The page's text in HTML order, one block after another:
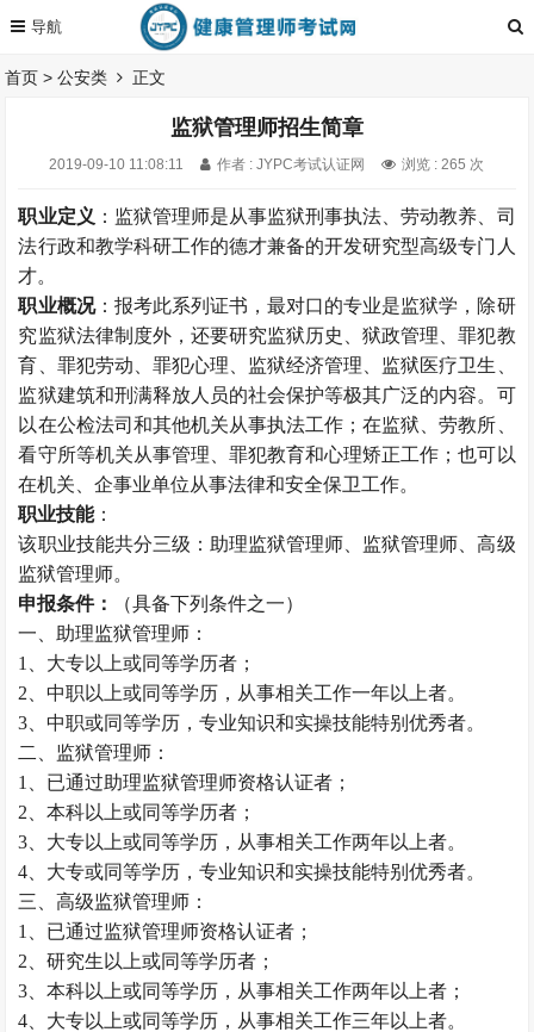
首页 >公安类 正文
监狱管理师招生简章
2019-09-10 11:08:11 作者 : JYPC考试认证网 浏览 : 265 次
职业定义 ：监狱管理师是从事监狱刑事执法、劳动教养、司
法行政和教学科研工作的德才兼备的开发研究型高级专门人
才。
职业概况：报考此系列证书，最对口的专业是监狱学，除研
究监狱法律制度外，还要研究监狱历史、狱政管理、罪犯教
育、罪犯劳动、罪犯心理、监狱经济管理、监狱医疗卫生、
监狱建筑和刑满释放人员的社会保护等极其广泛的内容。可
以在公检法司和其他机关从事执法工作；在监狱、劳教所、
看守所等机关从事管理、罪犯教育和心理矫正工作；也可以
在机关、企事业单位从事法律和安全保卫工作。
职业技能：
该职业技能共分三级：助理监狱管理师、监狱管理师、高级
监狱管理师。
申报条件：
（具备下列条件之一）
一、助理监狱管理师：
1、大专以上或同等学历者；
2、中职以上或同等学历，从事相关工作一年以上者。
3、中职或同等学历，专业知识和实操技能特别优秀者。
二、监狱管理师：
1、已通过助理监狱管理师资格认证者；
2、本科以上或同等学历者；
3、大专以上或同等学历，从事相关工作两年以上者。
4、大专或同等学历，专业知识和实操技能特别优秀者。
三、高级监狱管理师：
1、已通过监狱管理师资格认证者；
2、研究生以上或同等学历者；
3、本科以上或同等学历，从事相关工作两年以上者；
4、大专以上或同等学历，从事相关工作三年以上者。